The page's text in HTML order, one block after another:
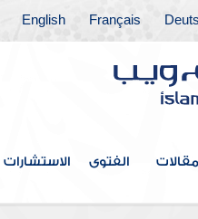
Français
English
مقالات الفتوى الاستشارات
ومواضع الصلوات